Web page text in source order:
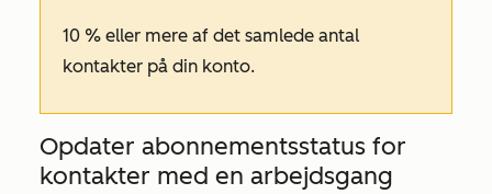
10 % eller mere af det samlede antal
kontakter på din konto.
Opdater abonnementsstatus for
kontakter med en arbejdsgang